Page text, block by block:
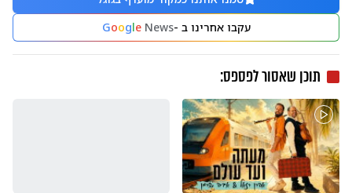
עקבו אחרינו ב -
GoogleNews
תוכן שאסור לפספס: